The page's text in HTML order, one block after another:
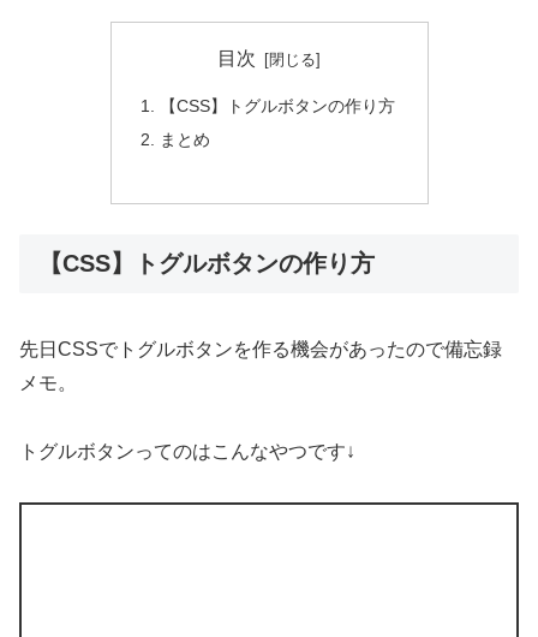
目次
【CSS】トグルボタンの作り方
まとめ
【CSS】トグルボタンの作り方
先日CSSでトグルボタンを作る機会があったので備忘録
メモ。
トグルボタンってのはこんなやつです↓